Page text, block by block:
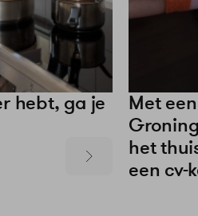
hebt, ga je
Met
het
een cv-